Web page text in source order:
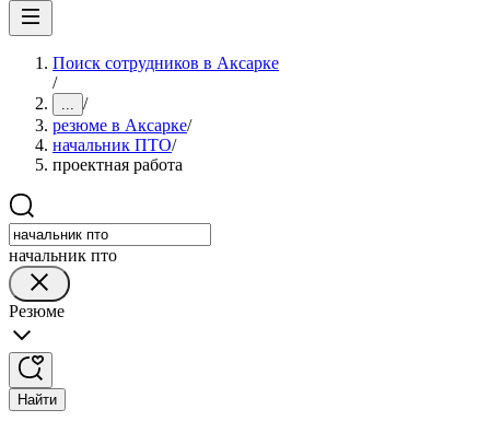
Поиск сотрудников в Аксарке
/
... /
резюме в Аксарке/
начальник ПТО/
проектная работа
начальник пто
Резюме
Найти